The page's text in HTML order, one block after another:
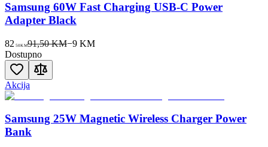
Samsung 60W Fast Charging USB-C Power
Adapter Black
82 50KM91,50 KM−9KM
Dostupno
Akcija
Samsung 25W Magnetic Wireless Charger Power
Bank